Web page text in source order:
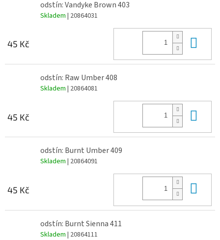
odstín: Vandyke Brown 403
Skladem | 20864031
45 Kč
odstín: Raw Umber 408
Skladem | 20864081
45 Kč
odstín: Burnt Umber 409
Skladem | 20864091
45 Kč
odstín: Burnt Sienna 411
Skladem | 20864111